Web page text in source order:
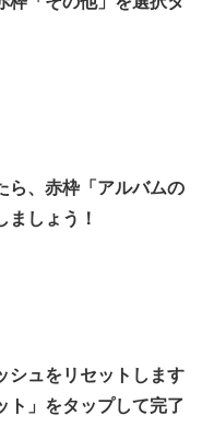
ら、赤枠「アルバムの
ましょう！
シュをリセットします
ト」をタップして完了